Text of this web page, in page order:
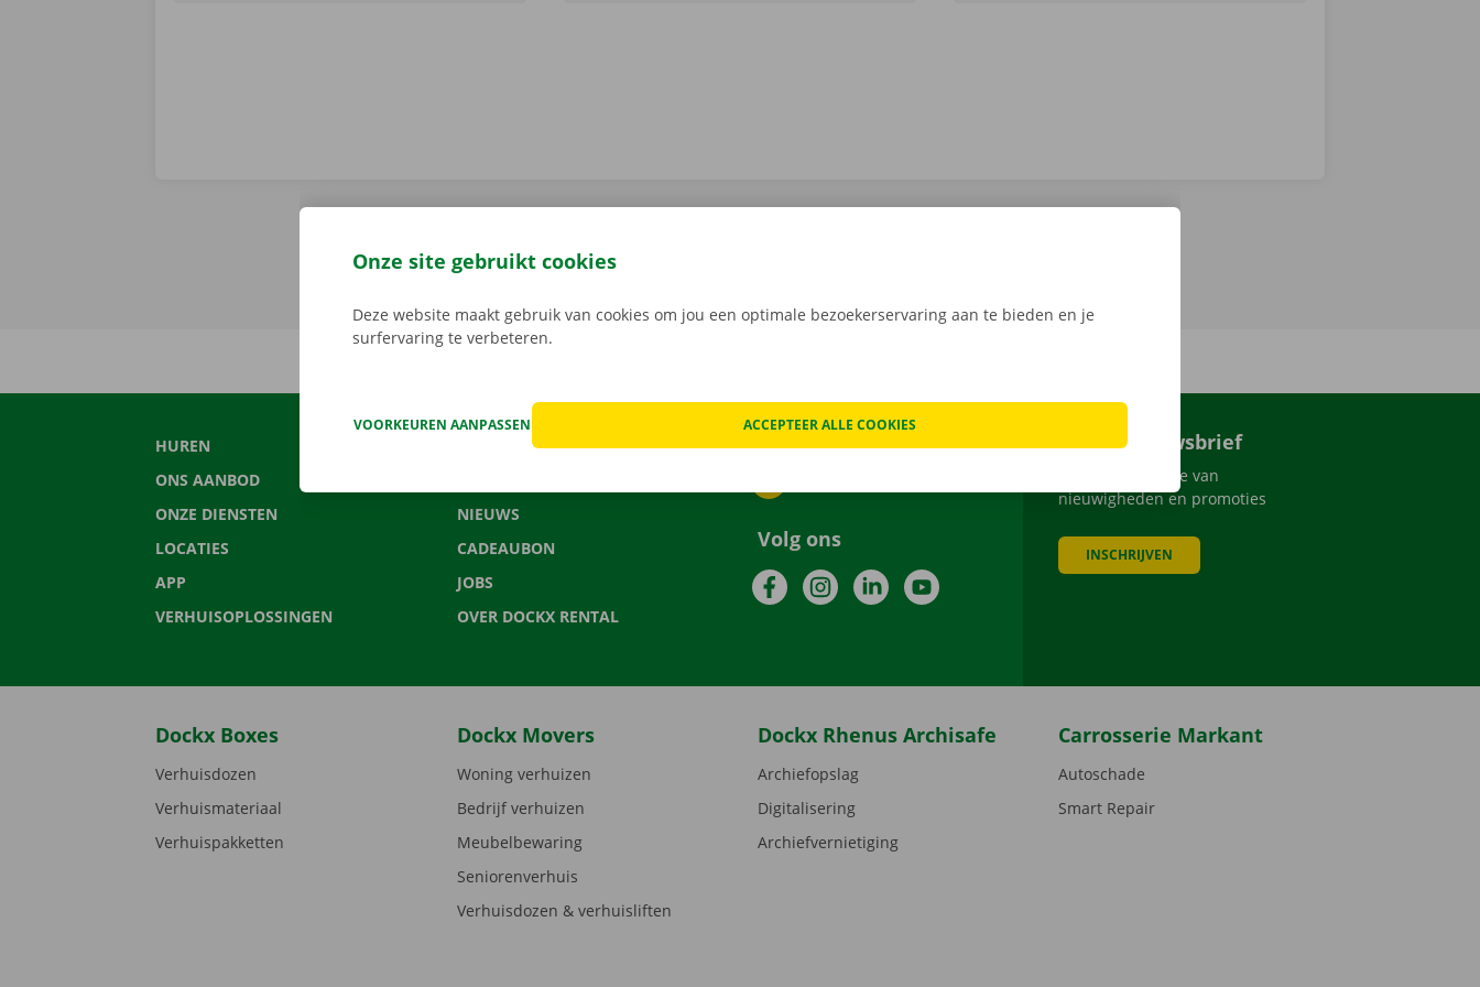
HUREN
ONS AANBOD
ONZE DIENSTEN
LOCATIES
APP
VERHUISOPLOSSINGEN
CONTACTEER ONS
NIEUWS
CADEAUBON
JOBS
OVER DOCKX RENTAL
Taalkeuze
Volg ons
FacebookInstagramLinkedInYouTube
Dockx nieuwsbrief
Blijf op de hoogte van
nieuwigheden en promoties
INSCHRIJVEN
Dockx Boxes
Verhuisdozen
Verhuismateriaal
Verhuispakketten
Dockx Movers
Woning verhuizen
Bedrijf verhuizen
Meubelbewaring
Seniorenverhuis
Verhuisdozen & verhuisliften
Dockx Rhenus Archisafe
Archiefopslag
Digitalisering
Archiefvernietiging
Carrosserie Markant
Autoschade
Smart Repair
Onze site gebruikt cookies
Deze website maakt gebruik van cookies om jou een optimale bezoekerservaring aan te bieden en je
surfervaring te verbeteren.
VOORKEUREN AANPASSEN ACCEPTEER ALLE COOKIES